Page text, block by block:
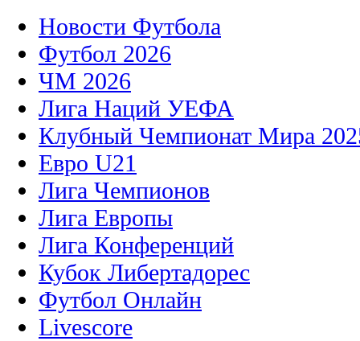
Новости Футбола
Футбол 2026
ЧМ 2026
Лига Наций УЕФА
Клубный Чемпионат Мира
Евро U21
Лига Чемпионов
Лига Европы
Лига Конференций
Кубок Либертадорес
Футбол Онлайн
Livescore